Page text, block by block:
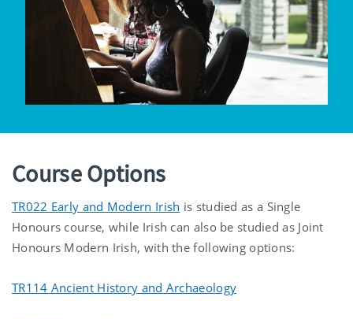
Course Options
TR022 Early and Modern Irish is studied as a Single
Honours course, while Irish can also be studied as Joint
Honours Modern Irish, with the following options:
TR114 Ancient History and Archaeology